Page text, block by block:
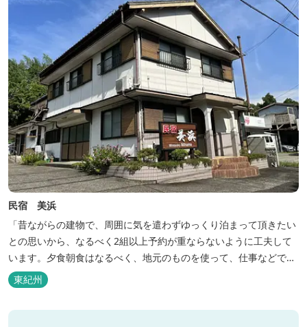
民宿 美浜
「昔ながらの建物で、周囲に気を遣わずゆっくり泊まって頂きたい
との思いから、なるべく2組以上予約が重ならないように工夫して
います。夕食朝食はなるべく、地元のものを使って、仕事などで連
泊の方には日替わりでご用意します。」オーナー様談。もし重なっ
た場合は、ごめんなさい。
東紀州